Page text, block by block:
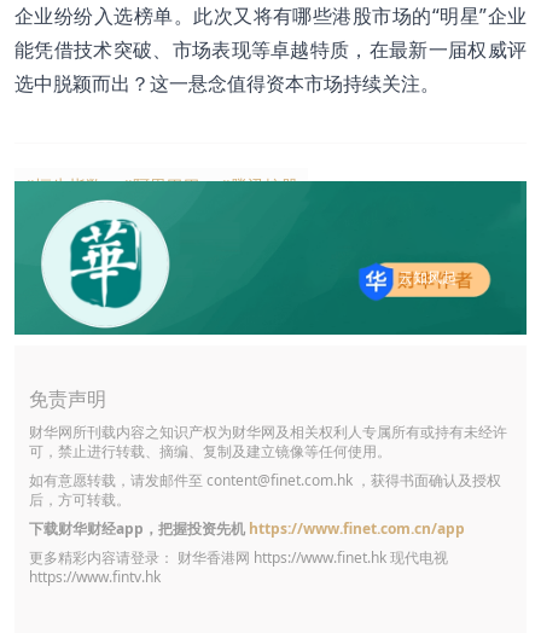
企业纷纷入选榜单。此次又将有哪些港股市场的“明星”企业
能凭借技术突破、市场表现等卓越特质，在最新一届权威评
选中脱颖而出？这一悬念值得资本市场持续关注。
#恒生指数 #阿里巴巴 #腾讯控股
云知风起
免责声明
财华网所刊载内容之知识产权为财华网及相关权利人专属所有或持有未经许
可，禁止进行转载、摘编、复制及建立镜像等任何使用。
如有意愿转载，请发邮件至content@finet.com.hk ，获得书面确认及授权
后，方可转载。
下载财华财经app，把握投资先机 https://www.finet.com.cn/app
更多精彩内容请登录： 财华香港网 https://www.finet.hk现代电视
https://www.fintv.hk